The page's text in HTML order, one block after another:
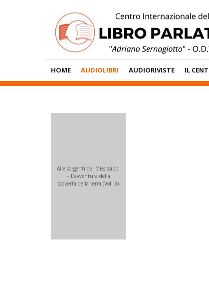
Menù
Principale
HOME AUDIOLIBRI AUDIORIVISTE IL
Alle sorgenti del Mississippi
– L’avventura della
scoperta della terra (Vol. 3)